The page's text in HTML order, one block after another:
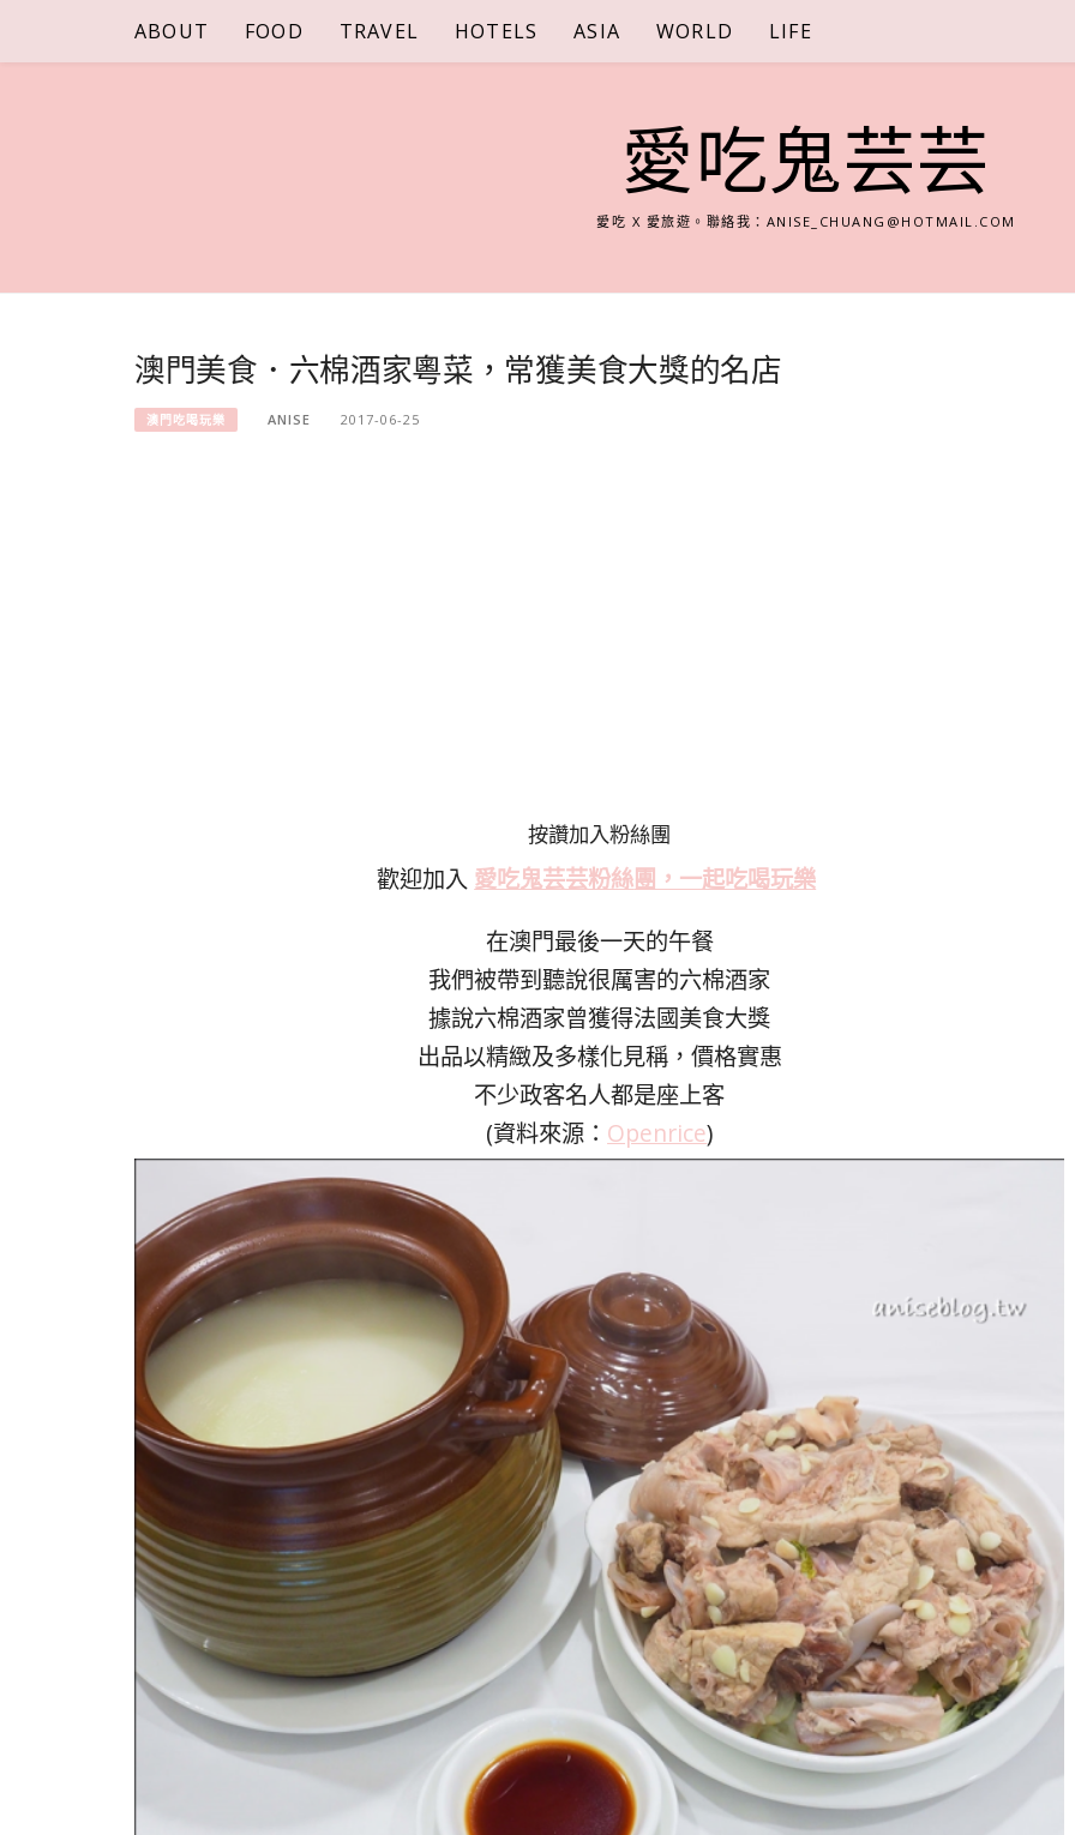
content
ABOUT FOOD TRAVEL HOTELS ASIA WORLD LIFE
愛吃鬼芸芸
愛吃 X 愛旅遊。聯絡我： ANISE_CHUANG@HOTMAIL.COM
澳門美食．六棉酒家粵菜，常獲美食大獎的名店
澳門吃喝玩樂 ANISE 2017-06-25
按讚加入粉絲團
歡迎加入 愛吃鬼芸芸粉絲團，一起吃喝玩樂
在澳門最後一天的午餐
我們被帶到聽說很厲害的六棉酒家
據說六棉酒家曾獲得法國美食大獎
出品以精緻及多樣化見稱，價格實惠
不少政客名人都是座上客
(資料來源： Openrice)